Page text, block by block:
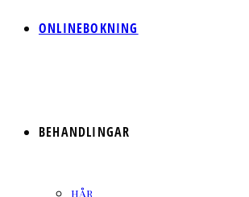
ONLINEBOKNING
BEHANDLINGAR
HÅR